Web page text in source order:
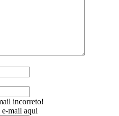
incorreto!
e-mail aqui